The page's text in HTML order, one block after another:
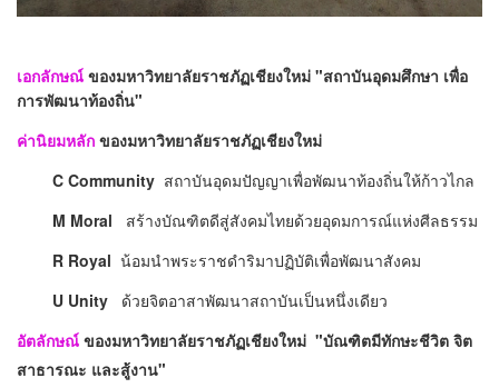
เอกลักษณ์ ของมหาวิทยาลัยราชภัฏเชียงใหม่ "สถาบันอุดมศึกษา เพื่อ
การพัฒนาท้องถิ่น"
ค่านิยมหลัก ของมหาวิทยาลัยราชภัฏเชียงใหม่
C Community สถาบันอุดมปัญญาเพื่อพัฒนาท้องถิ่นให้ก้าวไกล
M Moral
สร้างบัณฑิตดีสู่สังคมไทยด้วยอุดมการณ์แห่งศีลธรรม
R Royal น้อมนำพระราชดำริมาปฏิบัติเพื่อพัฒนาสังคม
U Unity
ด้วยจิตอาสาพัฒนาสถาบันเป็นหนึ่งเดียว
อัตลักษณ์ ของมหาวิทยาลัยราชภัฏเชียงใหม่ "บัณฑิตมีทักษะชีวิต จิต
สาธารณะ และสู้งาน"